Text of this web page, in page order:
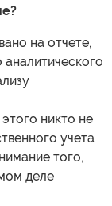
на отчете,
аналитического
никто не
учета
того,
деле